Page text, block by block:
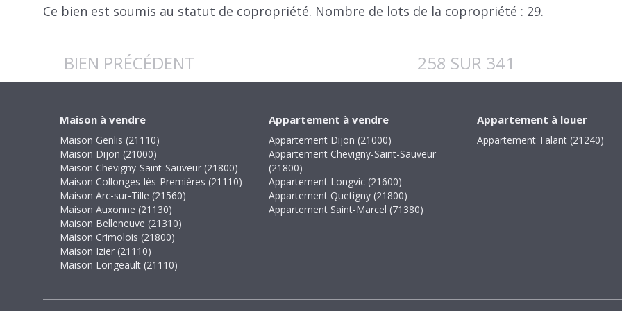
Ce bien est soumis au statut de copropriété. Nombre de lots de la copropriété : 29.
BIEN PRÉCÉDENT 258 SUR 341
Maison à vendre
Maison Genlis (21110)
Maison Dijon (21000)
Maison Chevigny-Saint-Sauveur (21800)
Maison Collonges-lès-Premières (21110)
Maison Arc-sur-Tille (21560)
Maison Auxonne (21130)
Maison Belleneuve (21310)
Maison Crimolois (21800)
Maison Izier (21110)
Maison Longeault (21110)
Appartement à vendre
Appartement Dijon (21000)
Appartement Chevigny-Saint-Sauveur
(21800)
Appartement Longvic (21600)
Appartement Quetigny (21800)
Appartement Saint-Marcel (71380)
Appartement à louer
Appartement Talant (21240)